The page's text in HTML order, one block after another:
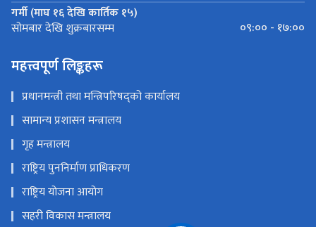
गर्मी (माघ १६ देखि कार्तिक १५)
सोमबार देखि शुक्रबारसम्म ०९:०० - १७:००
महत्त्वपूर्ण लिङ्कहरू
प्रधानमन्त्री तथा मन्त्रिपरिषद्को कार्यालय
सामान्य प्रशासन मन्त्रालय
गृह मन्त्रालय
राष्ट्रिय पुननिर्माण प्राधिकरण
राष्ट्रिय योजना आयोग
सहरी विकास मन्त्रालय